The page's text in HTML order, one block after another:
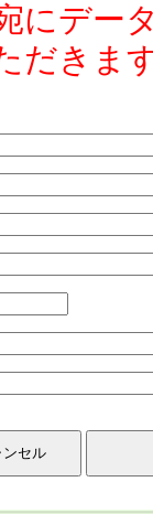
にデー
だきま